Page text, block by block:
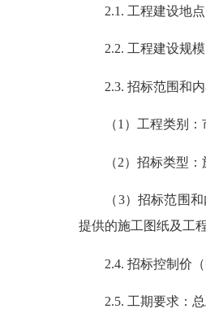
2.1. 工程建设地点
2.2. 工程建设规模
2.3. 招标范围和内
（1）工程类别：
（2）招标类型：
（3）招标范围和内
提供的施工图纸及工
2.4. 招标控制价（
2.5. 工期要求：总